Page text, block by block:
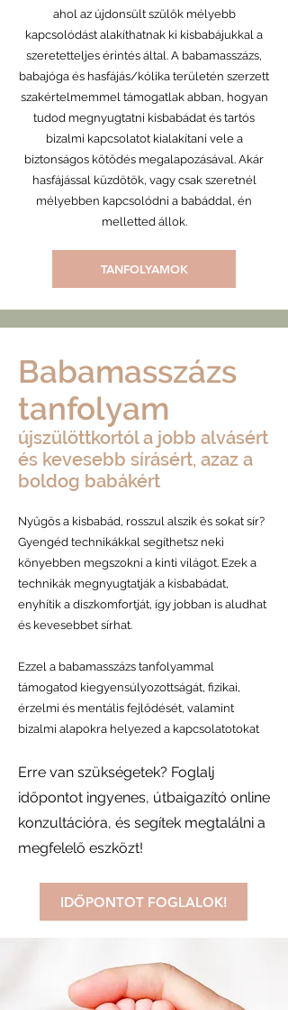
ahol az újdonsült szülők mélyebb
kapcsolódást alakíthatnak ki kisbabájukkal a
szeretetteljes érintés által. A babamasszázs,
babajóga és hasfájás/kólika területén szerzett
szakértelmemmel támogatlak abban, hogyan
tudod megnyugtatni kisbabádat és tartós
bizalmi kapcsolatot kialakítani vele a
biztonságos kötődés megalapozásával. Akár
hasfájással küzdötök, vagy csak szeretnél
mélyebben kapcsolódni a babáddal, én
melletted állok.
TANFOLYAMOK
Babamasszázs
tanfolyam
újszülöttkortól a jobb alvásért
és kevesebb sírásért, azaz a
boldog babákért
Nyűgös a kisbabád, rosszul alszik és sokat sír?
Gyengéd technikákkal segíthetsz neki
könyebben megszokni a kinti világot. Ezek a
technikák megnyugtatják a kisbabádat,
enyhítik a diszkomfortját, így jobban is aludhat
és kevesebbet sírhat.
Ezzel a babamasszázs tanfolyammal
támogatod kiegyensúlyozottságát, fizikai,
érzelmi és mentális fejlődését, valamint
bizalmi alapokra helyezed a kapcsolatotokat
Erre van szükségetek? Foglalj
időpontot ingyenes, útbaigazító online
konzultációra, és segítek megtalálni a
megfelelő eszközt!
IDŐPONTOT FOGLALOK!